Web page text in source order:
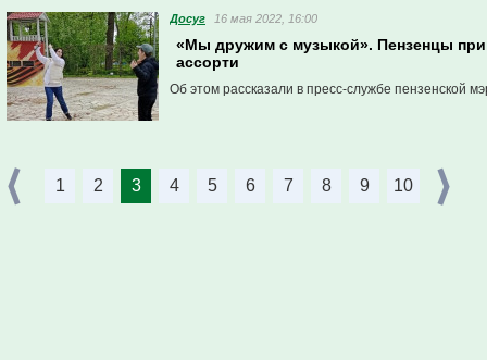
Досуг 16 мая 2022, 16:00
«Мы дружим с музыкой». Пензенцы
ассорти
Об этом рассказали в пресс-службе пензенской
1 2 3 4 5 6 7 8 9 10